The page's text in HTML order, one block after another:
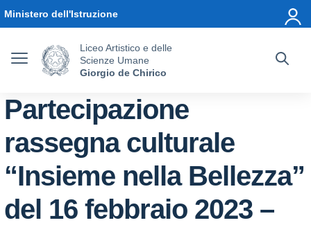
Ministero dell'Istruzione
Liceo Artistico e delle
Scienze Umane
Giorgio de Chirico
Partecipazione
rassegna culturale
“Insieme nella Bellezza”
del 16 febbraio 2023 –